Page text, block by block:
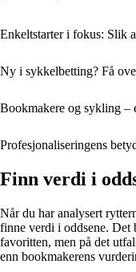
Enkeltstarter i fokus: Slik
Ny i sykkelbetting? Få
Bookmakere og sykling –
Profesjonaliseringens
Finn verdi i
Når du har analysert
finne verdi i oddsene. Det
favoritten, men på det
enn bookmakerens